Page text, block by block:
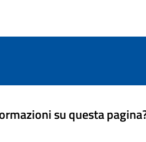
su questa